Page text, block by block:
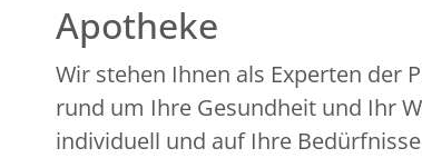
Apotheke
Wir stehen Ihnen als Experten der
rund um Ihre Gesundheit und Ihr
individuell und auf Ihre
über zahlreiche ergänzende